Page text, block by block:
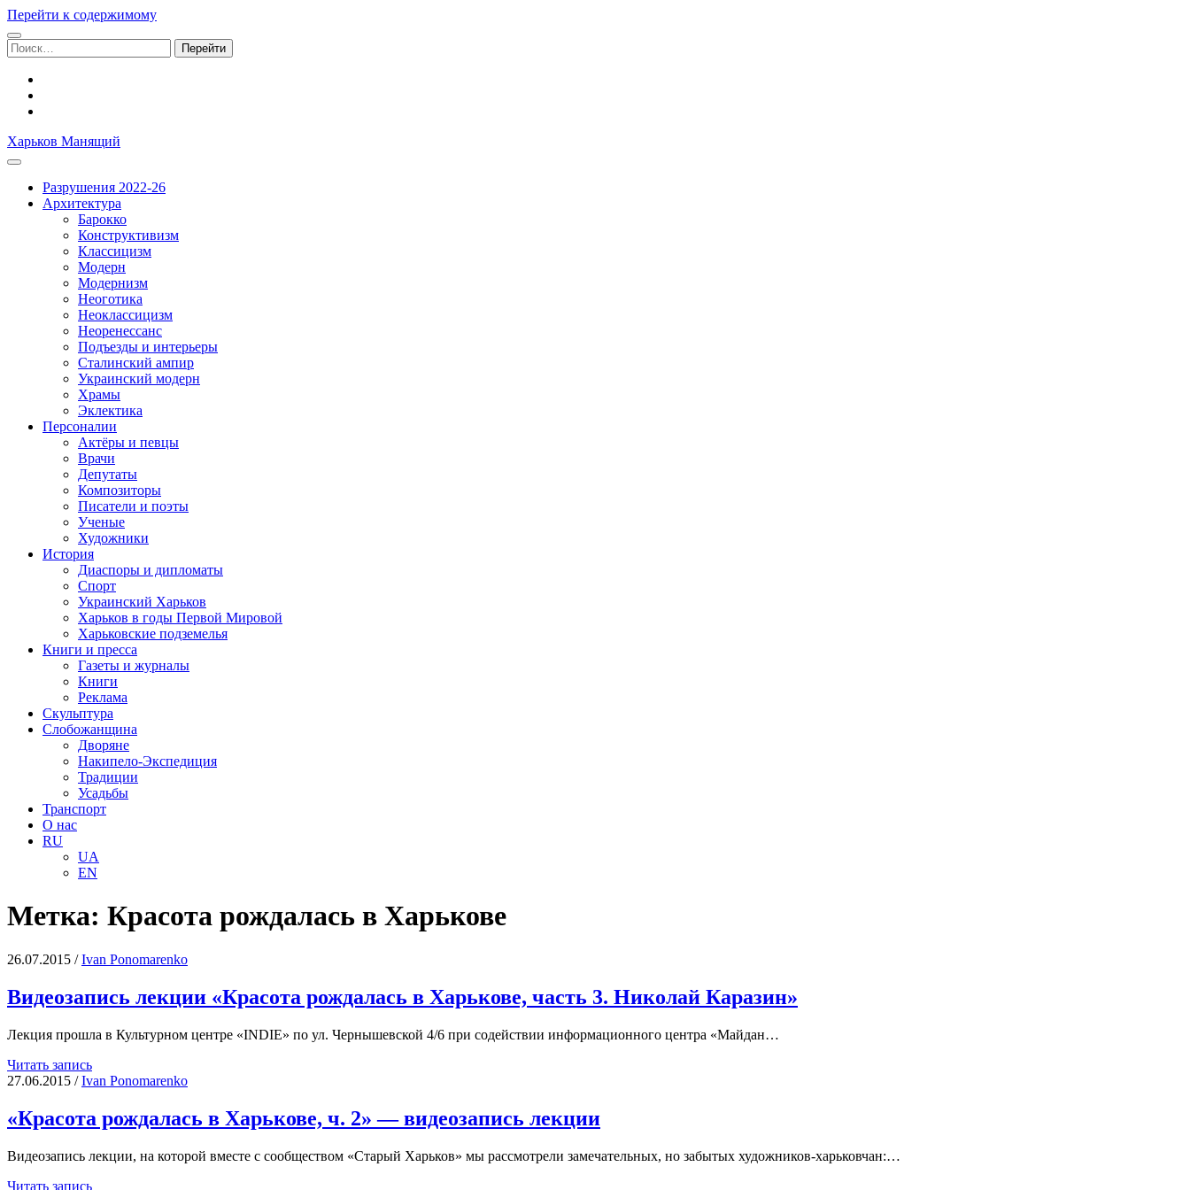
Перейти к содержимому
Поиск:
Харьков Манящий
Разрушения 2022-26
Архитектура
Барокко
Конструктивизм
Классицизм
Модерн
Модернизм
Неоготика
Неоклассицизм
Неоренессанс
Подъезды и интерьеры
Сталинский ампир
Украинский модерн
Храмы
Эклектика
Персоналии
Актёры и певцы
Врачи
Депутаты
Композиторы
Писатели и поэты
Ученые
Художники
История
Диаспоры и дипломаты
Спорт
Украинский Харьков
Харьков в годы Первой Мировой
Харьковские подземелья
Книги и пресса
Газеты и журналы
Книги
Реклама
Скульптура
Слобожанщина
Дворяне
Накипело-Экспедиция
Традиции
Усадьбы
Транспорт
О нас
RU
UA
EN
Метка: Красота рождалась в Харькове
26.07.2015 /Іvan Ponomarenko
Видеозапись лекции «Красота рождалась в Харькове, часть 3. Николай Каразин»
Лекция прошла в Культурном центре «INDIE» по ул. Чернышевской 4/6 при содействии информационного центра «Майдан…
Читать записьВидеозапись
лекции
в
часть
27.06.2015 /Іvan Ponomarenko
«Красота рождалась в Харькове, ч. 2» — видеозапись лекции
Видеозапись лекции, на которой вместе с сообществом «Старый Харьков» мы рассмотрели замечательных, но забытых художников-харьковчан:…
Читать запись«Красота